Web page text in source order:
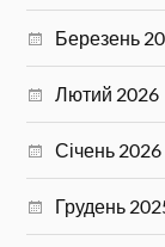
Березень
Лютий 2026
Січень 2026
Грудень